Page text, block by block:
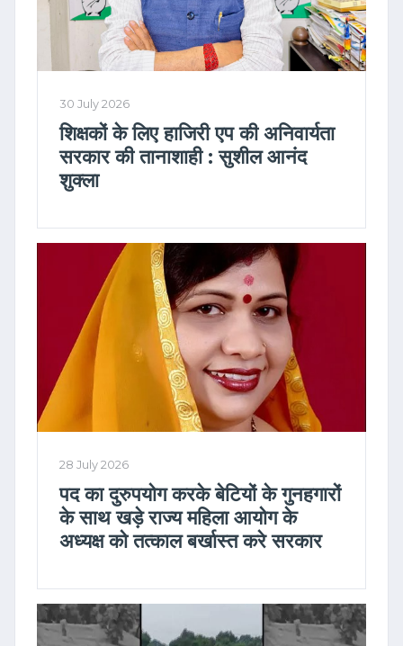
30 July 2026
शिक्षकों के लिए हाजिरी एप की अनिवार्यता
सरकार की तानाशाही : सुशील आनंद
शुक्ला
28 July 2026
पद का दुरुपयोग करके बेटियों के गुनहगारों
के साथ खड़े राज्य महिला आयोग के
अध्यक्ष को तत्काल बर्खास्त करे सरकार